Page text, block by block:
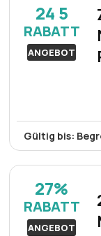
Genießen Sie
Umgebung.
24 5
RABATT
ANGEBOT
Gültig bis:
Reisende
Zürich
27%
RABATT
ANGEBOT